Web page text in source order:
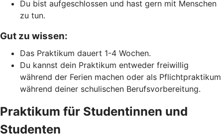
Du bist aufgeschlossen und hast gern mit Menschen
zu tun.
Gut zu wissen:
Das Praktikum dauert 1-4 Wochen.
Du kannst dein Praktikum entweder freiwillig
während der Ferien machen oder als Pflichtpraktikum
während deiner schulischen Berufsvorbereitung.
Praktikum für Studentinnen und
Studenten